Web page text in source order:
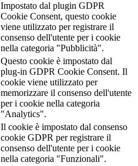
Impostato dal plugin GDPR
Cookie Consent, questo cookie
viene utilizzato per registrare il
consenso dell'utente per i cookie
nella categoria "Pubblicità".
Questo cookie è impostato dal
plug-in GDPR Cookie Consent. Il
cookie viene utilizzato per
memorizzare il consenso dell'utente
per i cookie nella categoria
"Analytics".
Il cookie è impostato dal consenso
cookie GDPR per registrare il
consenso dell'utente per i cookie
nella categoria "Funzionali".